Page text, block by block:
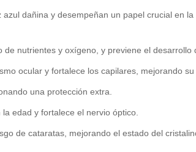
dañina y desempeñan un papel crucial en
nutrientes y oxígeno, y previene el
ocular y fortalece los capilares, mejorando
una protección extra.
edad y fortalece el nervio óptico.
de cataratas, mejorando el estado del